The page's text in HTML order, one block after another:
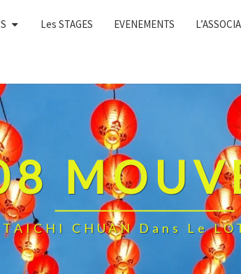
Les STAGES EVENEMENTS
CHUAN Dans Le